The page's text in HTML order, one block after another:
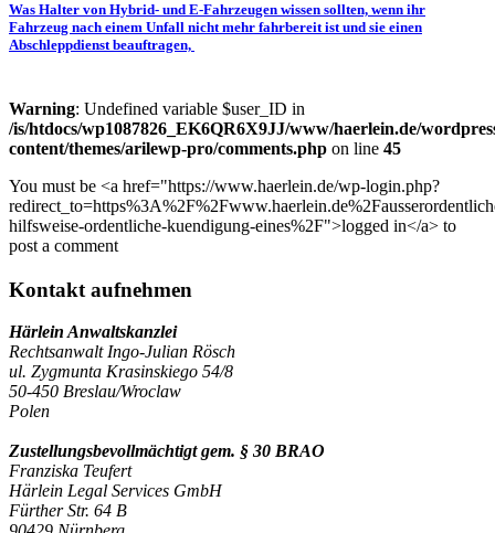
Was Halter von Hybrid- und E-Fahrzeugen wissen sollten, wenn ihr
Fahrzeug nach einem Unfall nicht mehr fahrbereit ist und sie einen
Abschleppdienst beauftragen,
Warning: Undefined variable $user_ID in
/is/htdocs/wp1087826_EK6QR6X9JJ/www/haerlein.de/
content/themes/arilewp-pro/comments.php on line 45
You must be <a href="https://www.haerlein.de/wp-login.php?
hilfsweise-ordentliche-kuendigung-eines%2F">logged in</a> to
post a comment
Kontakt aufnehmen
Härlein Anwaltskanzlei
Rechtsanwalt Ingo-Julian Rösch
ul. Zygmunta Krasinskiego 54/8
50-450 Breslau/Wroclaw
Polen
Zustellungsbevollmächtigt gem. § 30 BRAO
Franziska Teufert
Härlein Legal Services GmbH
Fürther Str. 64 B